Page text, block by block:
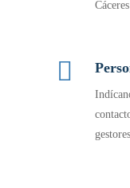
Cáceres